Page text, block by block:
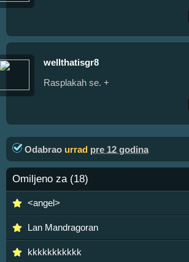
wellthatisgr8
Rasplakah se. +
Odabrao urrad pre 12 godina
Omiljeno za (18)
<angel>
Lan Mandragoran
kkkkkkkkkkk